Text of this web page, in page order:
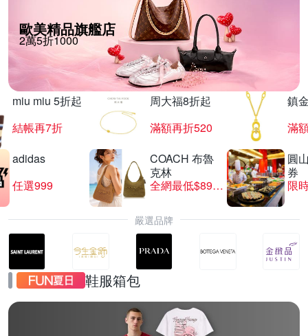
歐美精品旗艦店
2萬5折1000
miu miu 5折起
結帳再7折
周大福8折起
滿額再折520
鎮
滿
adidas
任選999
COACH 布魯
克林
全網最低$8999
圓
券
限
嚴選品牌
鞋服箱包